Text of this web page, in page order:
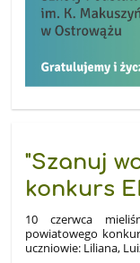
"Szanuj
konkurs
10 czerwca
powiatowego
uczniowie: Liliana,